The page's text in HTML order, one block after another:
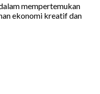
mempertemukan
ekonomi kreatif dan